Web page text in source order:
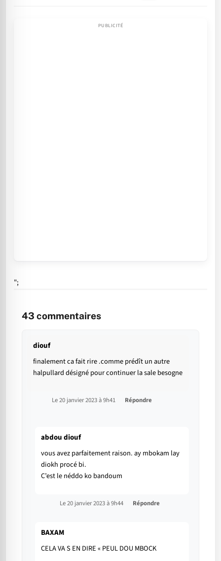
";
43 commentaires
diouf
finalement ca fait rire .comme prédît un autre
halpullard désigné pour continuer la sale besogne
Le 20 janvier 2023 à 9h41 Répondre
abdou diouf
vous avez parfaitement raison. ay mbokam lay
diokh procé bi.
C’est le néddo ko bandoum
Le 20 janvier 2023 à 9h44 Répondre
BAXAM
CELA VA S EN DIRE « PEUL DOU MBOCK